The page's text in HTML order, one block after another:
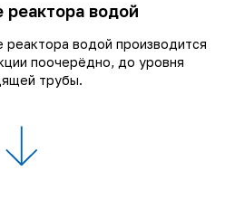
реактора водой
реактора водой производится
поочерёдно, до уровня
трубы.